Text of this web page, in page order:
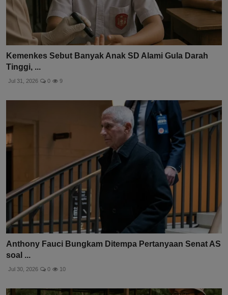
Kemenkes Sebut Banyak Anak SD Alami Gula Darah
Tinggi, ...
Jul 31, 2026 0 9
Anthony Fauci Bungkam Ditempa Pertanyaan Senat AS
soal ...
Jul 30, 2026 0 10